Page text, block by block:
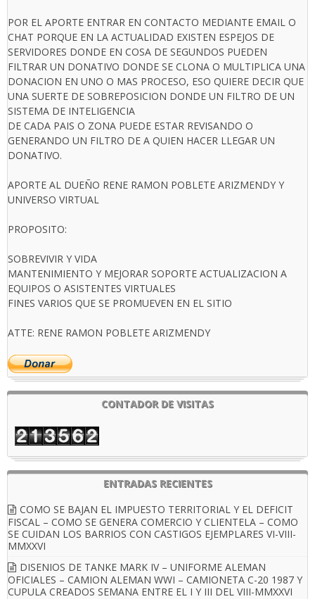
POR EL APORTE ENTRAR EN CONTACTO MEDIANTE EMAIL O
CHAT PORQUE EN LA ACTUALIDAD EXISTEN ESPEJOS DE
SERVIDORES DONDE EN COSA DE SEGUNDOS PUEDEN
FILTRAR UN DONATIVO DONDE SE CLONA O MULTIPLICA UNA
DONACION EN UNO O MAS PROCESO, ESO QUIERE DECIR QUE
UNA SUERTE DE SOBREPOSICION DONDE UN FILTRO DE UN
SISTEMA DE INTELIGENCIA
DE CADA PAIS O ZONA PUEDE ESTAR REVISANDO O
GENERANDO UN FILTRO DE A QUIEN HACER LLEGAR UN
DONATIVO.
APORTE AL DUEÑO RENE RAMON POBLETE ARIZMENDY Y
UNIVERSO VIRTUAL
PROPOSITO:
SOBREVIVIR Y VIDA
MANTENIMIENTO Y MEJORAR SOPORTE ACTUALIZACION A
EQUIPOS O ASISTENTES VIRTUALES
FINES VARIOS QUE SE PROMUEVEN EN EL SITIO
ATTE: RENE RAMON POBLETE ARIZMENDY
CONTADOR DE VISITAS
ENTRADAS RECIENTES
COMO SE BAJAN EL IMPUESTO TERRITORIAL Y EL DEFICIT
FISCAL – COMO SE GENERA COMERCIO Y CLIENTELA – COMO
SE CUIDAN LOS BARRIOS CON CASTIGOS EJEMPLARES VI-VIII-
MMXXVI
DISENIOS DE TANKE MARK IV – UNIFORME ALEMAN
OFICIALES – CAMION ALEMAN WWI – CAMIONETA C-20 1987 Y
CUPULA CREADOS SEMANA ENTRE EL I Y III DEL VIII-MMXXVI